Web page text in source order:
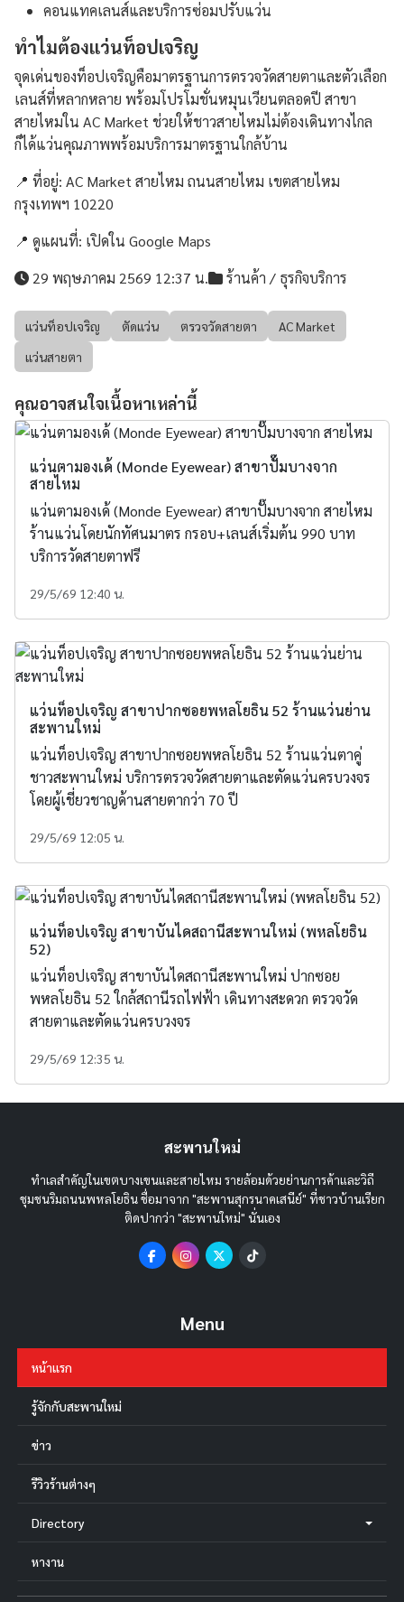
คอนแทคเลนส์และบริการซ่อมปรับแว่น
ทำไมต้องแว่นท็อปเจริญ
จุดเด่นของท็อปเจริญคือมาตรฐานการตรวจวัดสายตาและตัวเลือก
เลนส์ที่หลากหลาย พร้อมโปรโมชั่นหมุนเวียนตลอดปี สาขา
สายไหมใน AC Market ช่วยให้ชาวสายไหมไม่ต้องเดินทางไกล
ก็ได้แว่นคุณภาพพร้อมบริการมาตรฐานใกล้บ้าน
📍 ที่อยู่: AC Market สายไหม ถนนสายไหม เขตสายไหม
กรุงเทพฯ 10220
📍 ดูแผนที่: เปิดใน Google Maps
29 พฤษภาคม 2569 12:37 น.
ร้านค้า / ธุรกิจบริการ
แว่นท็อปเจริญ ตัดแว่น ตรวจวัดสายตา
AC Market
แว่นสายตา
คุณอาจสนใจเนื้อหาเหล่านี้
แว่นตามองเด้ (Monde Eyewear) สาขาปั๊มบางจาก
สายไหม
แว่นตามองเด้ (Monde Eyewear) สาขาปั๊มบางจาก สายไหม
ร้านแว่นโดยนักทัศนมาตร กรอบ+เลนส์เริ่มต้น 990 บาท
บริการวัดสายตาฟรี
29/5/69 12:40 น.
แว่นท็อปเจริญ สาขาปากซอยพหลโยธิน 52 ร้านแว่นย่าน
สะพานใหม่
แว่นท็อปเจริญ สาขาปากซอยพหลโยธิน 52 ร้านแว่นตาคู่
ชาวสะพานใหม่ บริการตรวจวัดสายตาและตัดแว่นครบวงจร
โดยผู้เชี่ยวชาญด้านสายตากว่า 70 ปี
29/5/69 12:05 น.
แว่นท็อปเจริญ สาขาบันไดสถานีสะพานใหม่ (พหลโยธิน
52)
แว่นท็อปเจริญ สาขาบันไดสถานีสะพานใหม่ ปากซอย
พหลโยธิน 52 ใกล้สถานีรถไฟฟ้า เดินทางสะดวก ตรวจวัด
สายตาและตัดแว่นครบวงจร
29/5/69 12:35 น.
สะพานใหม่
ทำเลสำคัญในเขตบางเขนและสายไหม รายล้อมด้วยย่านการค้าและวิถี
ชุมชนริมถนนพหลโยธิน ชื่อมาจาก "สะพานสุกรนาคเสนีย์" ที่ชาวบ้านเรียก
ติดปากว่า "สะพานใหม่" นั่นเอง
Menu
หน้าแรก
รู้จักกับสะพานใหม่
ข่าว
รีวิวร้านต่างๆ
Directory
หางาน